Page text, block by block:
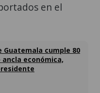
en el
Guatemala cumple 80
ancla económica,